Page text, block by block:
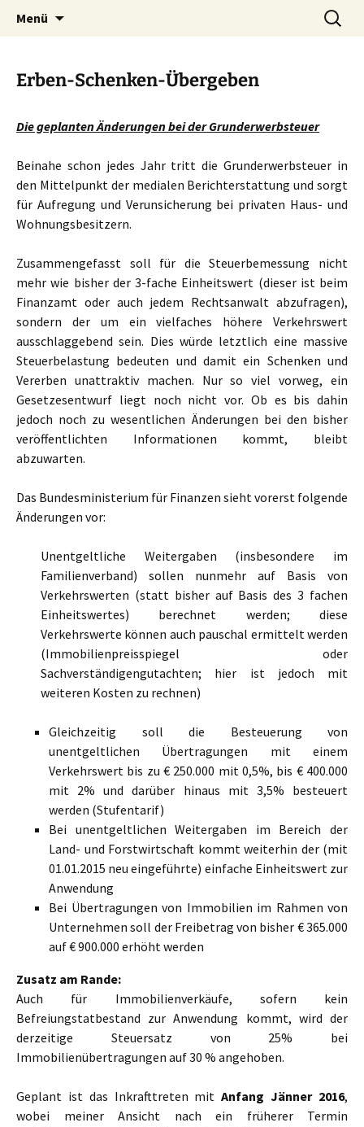
Menü
Suchen
nach:
Erben-Schenken-Übergeben
Die geplanten Änderungen bei der Grunderwerbsteuer
Beinahe schon jedes Jahr tritt die Grunderwerbsteuer in
den Mittelpunkt der medialen Berichterstattung und sorgt
für Aufregung und Verunsicherung bei privaten Haus- und
Wohnungsbesitzern.
Zusammengefasst soll für die Steuerbemessung nicht
mehr wie bisher der 3-fache Einheitswert (dieser ist beim
Finanzamt oder auch jedem Rechtsanwalt abzufragen),
sondern der um ein vielfaches höhere Verkehrswert
ausschlaggebend sein. Dies würde letztlich eine massive
Steuerbelastung bedeuten und damit ein Schenken und
Vererben unattraktiv machen. Nur so viel vorweg, ein
Gesetzesentwurf liegt noch nicht vor. Ob es bis dahin
jedoch noch zu wesentlichen Änderungen bei den bisher
veröffentlichten Informationen kommt, bleibt
abzuwarten.
Das Bundesministerium für Finanzen sieht vorerst folgende
Änderungen vor:
Unentgeltliche Weitergaben (insbesondere im
Familienverband) sollen nunmehr auf Basis von
Verkehrswerten (statt bisher auf Basis des 3 fachen
Einheitswertes) berechnet werden; diese
Verkehrswerte können auch pauschal ermittelt werden
(Immobilienpreisspiegel oder
Sachverständigengutachten; hier ist jedoch mit
weiteren Kosten zu rechnen)
Gleichzeitig soll die Besteuerung von
unentgeltlichen Übertragungen mit einem
Verkehrswert bis zu € 250.000 mit 0,5%, bis € 400.000
mit 2% und darüber hinaus mit 3,5% besteuert
werden (Stufentarif)
Bei unentgeltlichen Weitergaben im Bereich der
Land- und Forstwirtschaft kommt weiterhin der (mit
01.01.2015 neu eingeführte) einfache Einheitswert zur
Anwendung
Bei Übertragungen von Immobilien im Rahmen von
Unternehmen soll der Freibetrag von bisher € 365.000
auf € 900.000 erhöht werden
Zusatz am Rande:
Auch für Immobilienverkäufe, sofern kein
Befreiungstatbestand zur Anwendung kommt, wird der
derzeitige Steuersatz von 25% bei
Immobilienübertragungen auf 30 % angehoben.
Geplant ist das Inkrafttreten mitAnfang Jänner 2016,
wobei meiner Ansicht nach ein früherer Termin